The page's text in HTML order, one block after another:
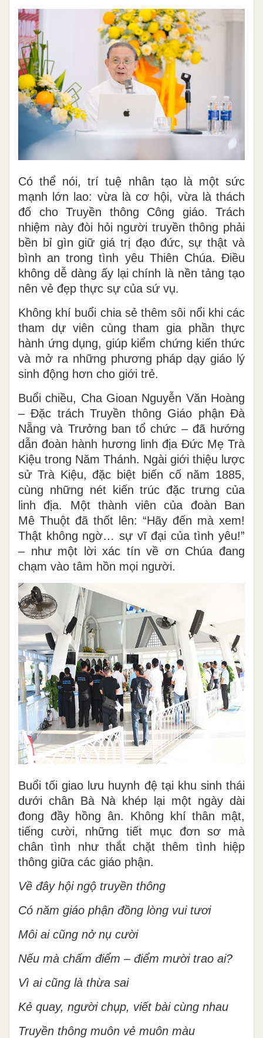
Có thể nói, trí tuệ nhân tạo là một sức
mạnh lớn lao: vừa là cơ hội, vừa là thách
đố cho Truyền thông Công giáo. Trách
nhiệm này đòi hỏi người truyền thông phải
bền bỉ gìn giữ giá trị đạo đức, sự thật và
bình an trong tình yêu Thiên Chúa. Điều
không dễ dàng ấy lại chính là nền tảng tạo
nên vẻ đẹp thực sự của sứ vụ.
Không khí buổi chia sẻ thêm sôi nổi khi các
tham dự viên cùng tham gia phần thực
hành ứng dụng, giúp kiểm chứng kiến thức
và mở ra những phương pháp dạy giáo lý
sinh động hơn cho giới trẻ.
Buổi chiều, Cha Gioan Nguyễn Văn Hoàng
– Đặc trách Truyền thông Giáo phận Đà
Nẵng và Trưởng ban tổ chức – đã hướng
dẫn đoàn hành hương linh địa Đức Mẹ Trà
Kiệu trong Năm Thánh. Ngài giới thiệu lược
sử Trà Kiệu, đặc biệt biến cố năm 1885,
cùng những nét kiến trúc đặc trưng của
linh địa. Một thành viên của đoàn Ban
Mê Thuột đã thốt lên: “Hãy đến mà xem!
Thật không ngờ… sự vĩ đại của tình yêu!”
– như một lời xác tín về ơn Chúa đang
chạm vào tâm hồn mọi người.
Buổi tối giao lưu huynh đệ tại khu sinh thái
dưới chân Bà Nà khép lại một ngày dài
đong đầy hồng ân. Không khí thân mật,
tiếng cười, những tiết mục đơn sơ mà
chân tình như thắt chặt thêm tình hiệp
thông giữa các giáo phận.
Về đây hội ngộ truyền thông
Có năm giáo phận đồng lòng vui tươi
Môi ai cũng nở nụ cười
Nếu mà chấm điểm – điểm mười trao ai?
Vì ai cũng là thừa sai
Kẻ quay, người chụp, viết bài cùng nhau
Truyền thông muôn vẻ muôn màu